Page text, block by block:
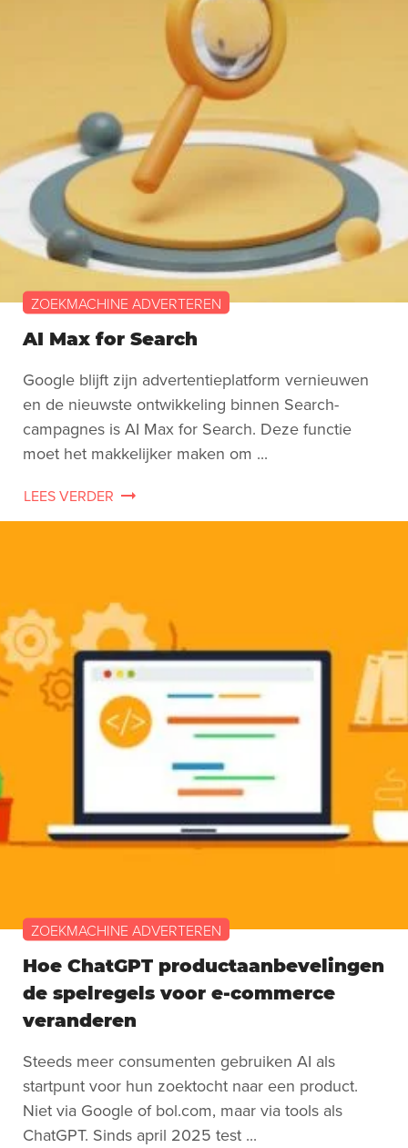
ZOEKMACHINE ADVERTEREN
AI Max for Search
Google blijft zijn advertentieplatform vernieuwen
en de nieuwste ontwikkeling binnen Search-
campagnes is AI Max for Search. Deze functie
moet het makkelijker maken om ...
LEES VERDER
ZOEKMACHINE ADVERTEREN
Hoe ChatGPT productaanbevelingen
de spelregels voor e-commerce
veranderen
Steeds meer consumenten gebruiken AI als
startpunt voor hun zoektocht naar een product.
Niet via Google of bol.com, maar via tools als
ChatGPT. Sinds april 2025 test ...